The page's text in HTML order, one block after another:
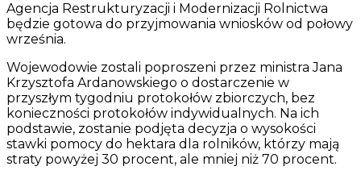
Agencja Restrukturyzacji i Modernizacji Rolnictwa
będzie gotowa do przyjmowania wniosków od połowy
września.
Wojewodowie zostali poproszeni przez ministra Jana
Krzysztofa Ardanowskiego o dostarczenie w
przyszłym tygodniu protokołów zbiorczych, bez
konieczności protokołów indywidualnych. Na ich
podstawie, zostanie podjęta decyzja o wysokości
stawki pomocy do hektara dla rolników, którzy mają
straty powyżej 30 procent, ale mniej niż 70 procent.